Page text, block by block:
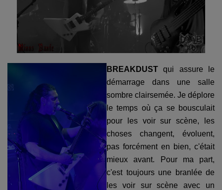
BREAKDUST qui assure le
démarrage dans une salle
sombre clairsemée. Je déplore
le temps où ça se bousculait
pour les voir sur scène, les
choses changent, évoluent,
pas forcément en bien, c'était
mieux avant. Pour ma part,
c'est toujours une branlée de
les voir sur scène avec un